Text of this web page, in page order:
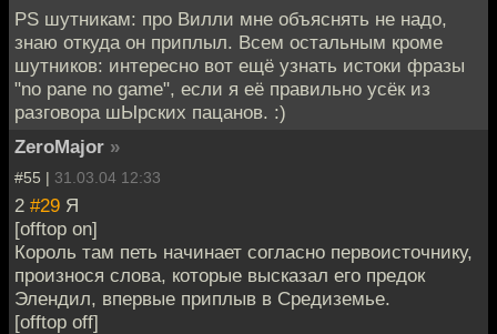
PS шутникам: про Вилли мне объяснять не надо,
знаю откуда он приплыл. Всем остальным кроме
шутников: интересно вот ещё узнать истоки фразы
"no pane no game", если я её правильно усёк из
разговора шЫрских пацанов. :)
ZeroMajor »
#55 | 31.03.04 12:33
2 #29 Я
[offtop on]
Король там петь начинает согласно первоисточнику,
произнося слова, которые высказал его предок
Элендил, впервые приплыв в Средиземье.
[offtop off]